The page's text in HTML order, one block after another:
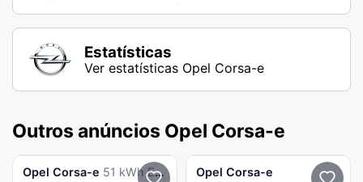
Estatísticas
Ver estatísticas Opel Corsa-e
Outros anúncios Opel Corsa-e
Opel Corsa-e 51 kWh Edition Opel Corsa-e